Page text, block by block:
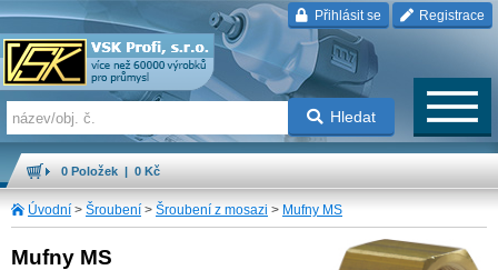
Přihlásit se Registrace
Hledat
0 Položek | 0 Kč
Úvodní > Šroubení > Šroubení z mosazi > Mufny MS
Mufny MS